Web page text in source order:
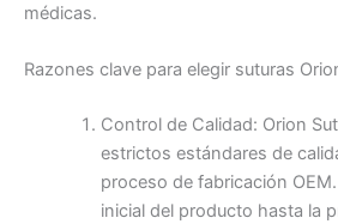
médicas.
Razones clave para elegir suturas
Control de Calidad: Orion
estrictos estándares de
proceso de fabricación
inicial del producto hasta la